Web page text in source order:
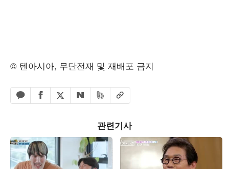
© 텐아시아, 무단전재 및 재배포 금지
카카오톡 공유하기
페이스북 공유하기
엑스 공유하기
네이버 공유하기
밴드 공유하기
URL복사
관련기사